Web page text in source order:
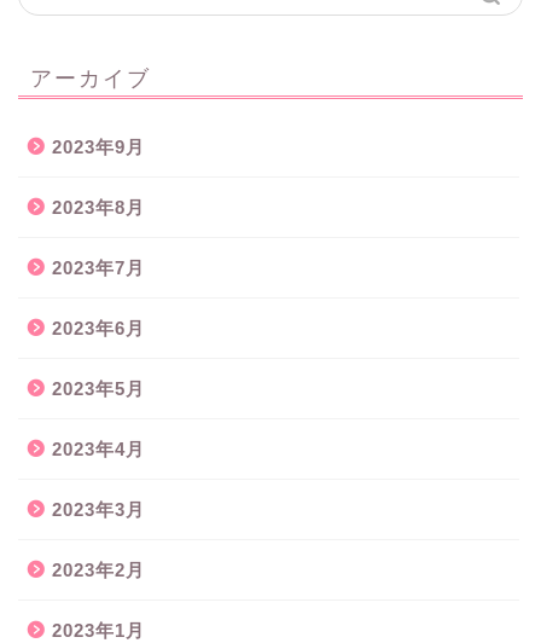
アーカイブ
2023年9月
2023年8月
2023年7月
2023年6月
2023年5月
2023年4月
2023年3月
2023年2月
2023年1月